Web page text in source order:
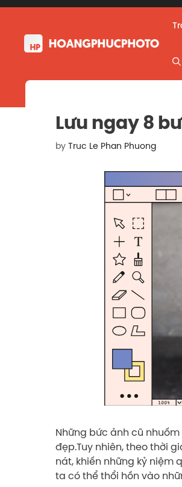
Skip
content
Lưu ngay 8
by Truc Le Phan Phuong
Những bức ảnh cũ
đẹp.Tuy nhiên, theo thời
nát, khiến những kỷ niệm
ta có thể thổi hồn vào